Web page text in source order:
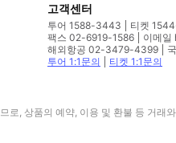
고객센터
투어 1588-3443
티켓
팩스 02-6919-1586
이메
해외항공 02-3479-4399
투어 1:1문의
티켓 1:1문의
로, 상품의 예약, 이용 및 환불 등 거래